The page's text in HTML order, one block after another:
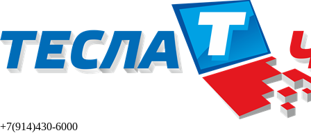
+7(914)430-6000